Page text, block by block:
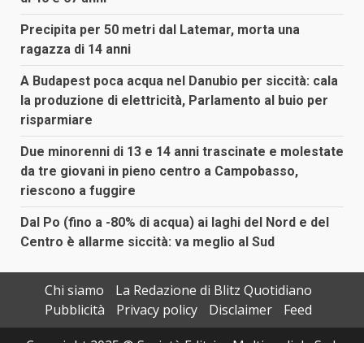
Precipita per 50 metri dal Latemar, morta una
ragazza di 14 anni
A Budapest poca acqua nel Danubio per siccità: cala
la produzione di elettricità, Parlamento al buio per
risparmiare
Due minorenni di 13 e 14 anni trascinate e molestate
da tre giovani in pieno centro a Campobasso,
riescono a fuggire
Dal Po (fino a -80% di acqua) ai laghi del Nord e del
Centro è allarme siccità: va meglio al Sud
Chi siamo
La Redazione di Blitz Quotidiano
Pubblicità
Privacy policy Disclaimer
Feed